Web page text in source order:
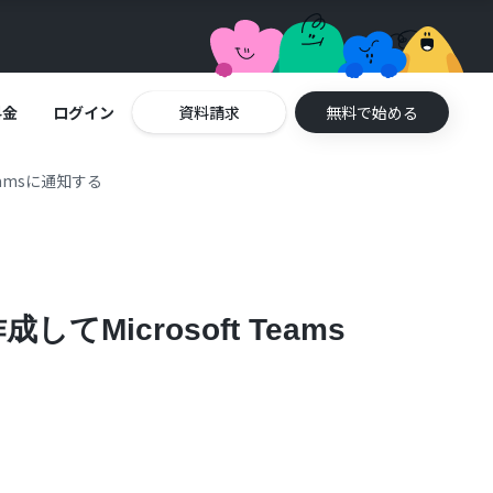
ログイン 資料請求 無料で始める
に通知する
してMicrosoft Teams